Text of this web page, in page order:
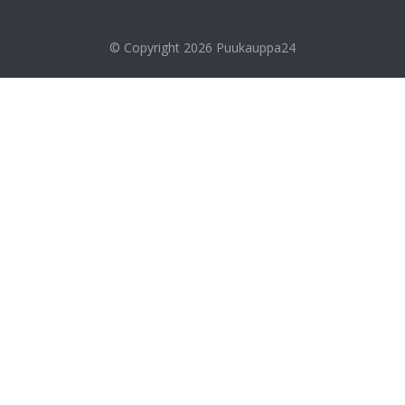
© Copyright 2026 Puukauppa24